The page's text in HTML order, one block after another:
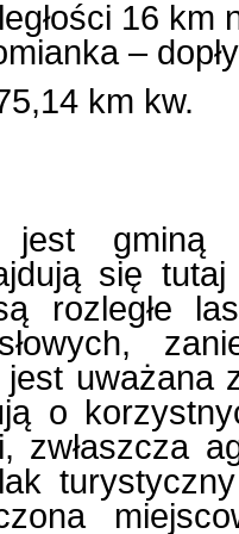
16 km
–
km kw.
jest gminą
się
rozległe
uważana
o
zwłaszcza